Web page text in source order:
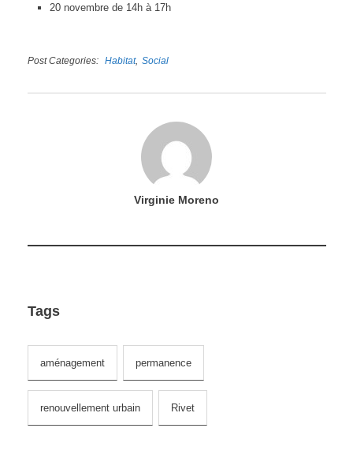
20 novembre de 14h à 17h
Post Categories Habitat Social
Virginie Moreno
Tags
aménagement permanence
renouvellement urbain Rivet